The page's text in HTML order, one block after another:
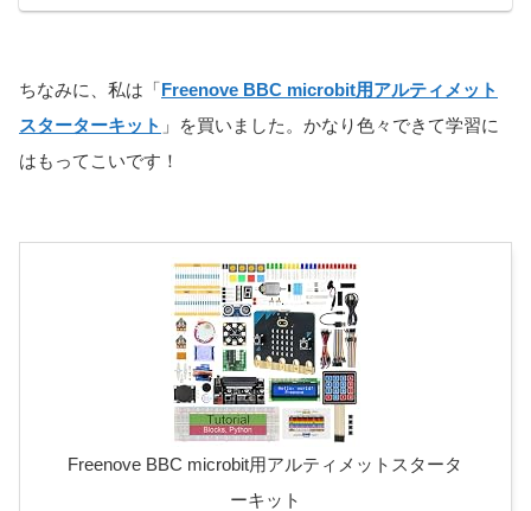
ちなみに、私は「Freenove BBC microbit用アルティメット
スターターキット 」を買いました。かなり色々できて学習に
はもってこいです！
Freenove BBC microbit用アルティメットスタータ
ーキット